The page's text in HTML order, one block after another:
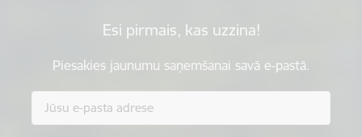
Esi pirmais, kas uzzina!
Piesakies jaunumu saņemšanai savā e-pastā.